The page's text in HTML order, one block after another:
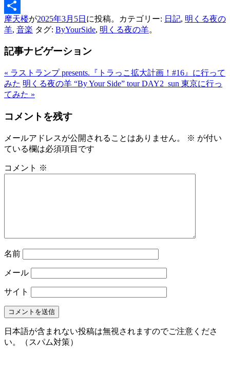
Link
Email
共
摩天楼が2025年3月5日 に投稿。カテゴリー: 日記, 明くる夜の
羊, 音楽 タグ: ByYourSide, 明くる夜の羊。
記事ナビゲーション
« ラストランプ presents.『トラっこ拡大計画！#16』に行って
みた 明くる夜の羊 “By Your Side” tour DAY2_sun 東京に行っ
てみた »
コメントを残す
メールアドレスが公開されることはありません。 ※ が付い
ている欄は必須項目です
コメント ※
名前
メール
サイト
日本語が含まれない投稿は無視されますのでご注意くださ
い。（スパム対策）